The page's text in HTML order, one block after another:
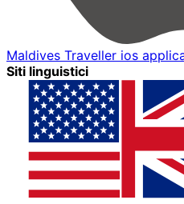
Maldives Traveller ios
Siti linguistici